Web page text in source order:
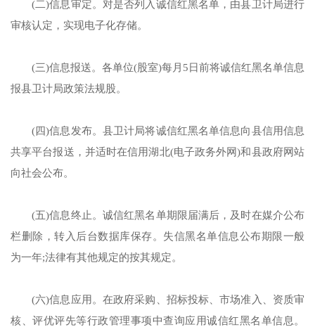
(二)信息审定。对是否列入诚信红黑名单，由县卫计局进行
审核认定，实现电子化存储。
(三)信息报送。各单位(股室)每月5日前将诚信红黑名单信息
报县卫计局政策法规股。
(四)信息发布。县卫计局将诚信红黑名单信息向县信用信息
共享平台报送，并适时在信用湖北(电子政务外网)和县政府网站
向社会公布。
(五)信息终止。诚信红黑名单期限届满后，及时在媒介公布
栏删除，转入后台数据库保存。失信黑名单信息公布期限一般
为一年;法律有其他规定的按其规定。
(六)信息应用。在政府采购、招标投标、市场准入、资质审
核、评优评先等行政管理事项中查询应用诚信红黑名单信息。